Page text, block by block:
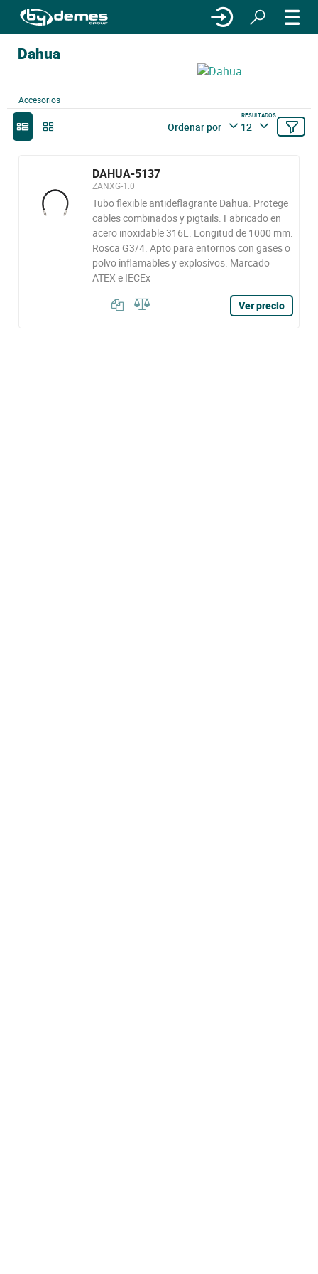
Dahua
Accesorios
Ordenar por
RESULTADOS
12
DAHUA-5137
ZANXG-1.0
Tubo flexible antideflagrante Dahua. Protege
cables combinados y pigtails. Fabricado en
acero inoxidable 316L. Longitud de 1000 mm.
Rosca G3/4. Apto para entornos con gases o
polvo inflamables y explosivos. Marcado
ATEX e IECEx
Ver precio